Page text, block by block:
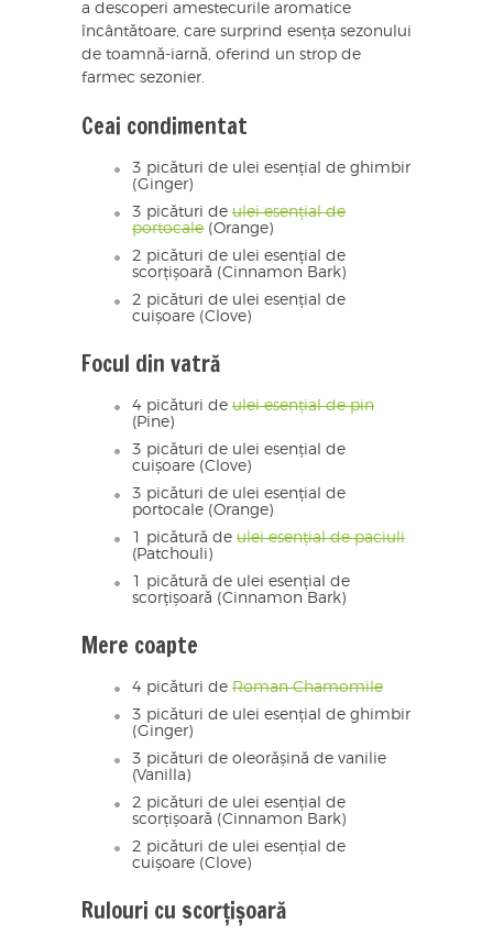
a descoperi amestecurile aromatice
încântătoare, care surprind esența sezonului
de toamnă-iarnă, oferind un strop de
farmec sezonier.
Ceai condimentat
3 picături de ulei esențial de ghimbir
(Ginger)
3 picături de ulei esențial de
portocale (Orange)
2 picături de ulei esențial de
scorțișoară (Cinnamon Bark)
2 picături de ulei esențial de
cuișoare (Clove)
Focul din vatră
4 picături de ulei esențial de pin
(Pine)
3 picături de ulei esențial de
cuișoare (Clove)
3 picături de ulei esențial de
portocale (Orange)
1 picătură de ulei esențial de paciuli
(Patchouli)
1 picătură de ulei esențial de
scorțișoară (Cinnamon Bark)
Mere coapte
4 picături de Roman Chamomile
3 picături de ulei esențial de ghimbir
(Ginger)
3 picături de oleorășină de vanilie
(Vanilla)
2 picături de ulei esențial de
scorțișoară (Cinnamon Bark)
2 picături de ulei esențial de
cuișoare (Clove)
Rulouri cu scorțișoară